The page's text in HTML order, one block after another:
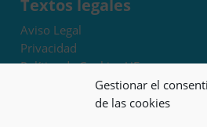
Gestionar el
de las cookies
Textos legales
Aviso Legal
Privacidad
Política de Cookies UE
Términos y condiciones
Exoneración de responsabilidad